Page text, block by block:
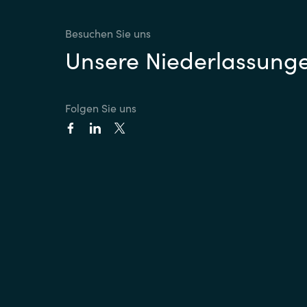
Besuchen Sie uns
Unsere
Folgen Sie uns